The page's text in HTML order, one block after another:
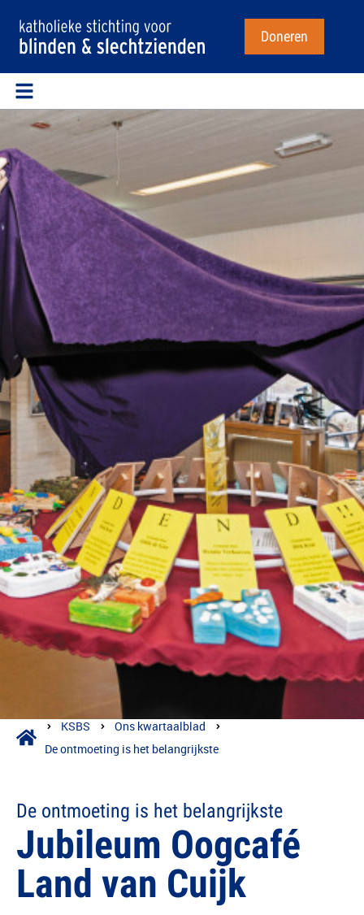
Doneren
KSBS
Ons kwartaalblad
De ontmoeting is het belangrijkste
De ontmoeting is het belangrijkste
Jubileum Oogcafé
Land van Cuijk